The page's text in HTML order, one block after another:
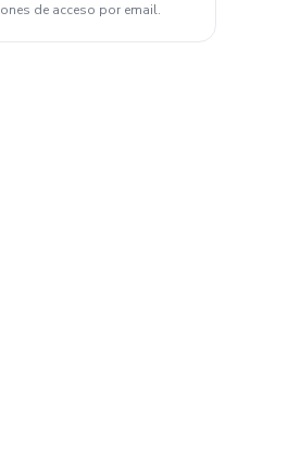
de acceso por email.